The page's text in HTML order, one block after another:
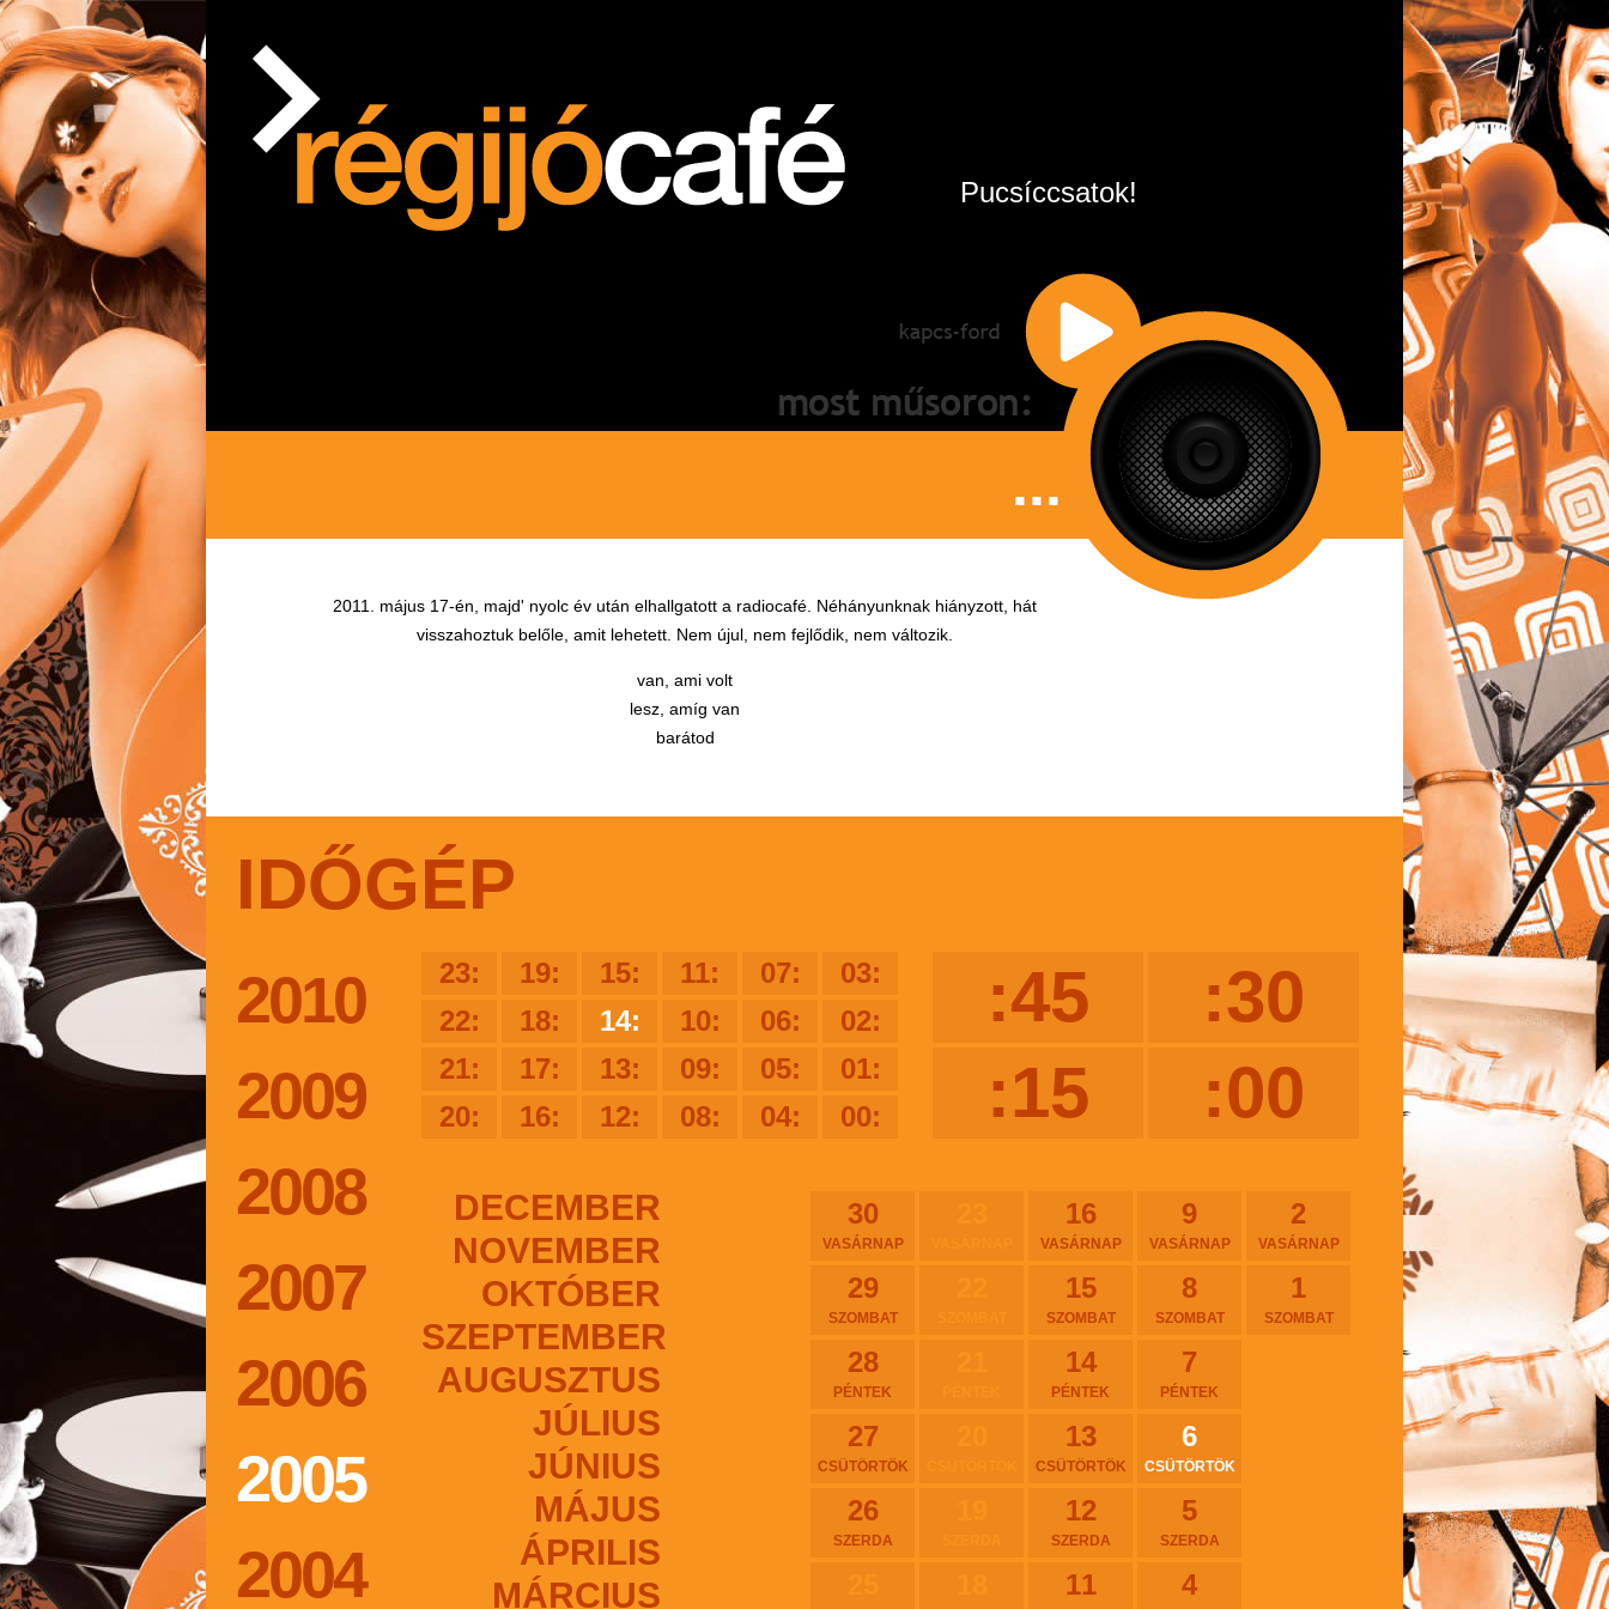
Pucsíccsatok!
...
2011. május 17-én, majd' nyolc év után elhallgatott a radiocafé. Néhányunknak hiányzott, hát
visszahoztuk belőle, amit lehetett. Nem újul, nem fejlődik, nem változik.
van, ami volt
lesz, amíg van
barátod
IDŐGÉP
2010
2009
2008
2007
2006
2005
2004
23: 19: 15: 11: 07:
03:
22:
18: 14: 10: 06:
02:
21:
17: 13: 09: 05:
01:
20:
16: 12: 08: 04: 00:
:45
:30
:15
:00
DECEMBER
NOVEMBER
OKTÓBER
SZEPTEMBER
AUGUSZTUS
JÚLIUS
JÚNIUS
MÁJUS
ÁPRILIS
MÁRCIUS
30
VASÁRNAP
16
VASÁRNAP
9
VASÁRNAP
2
VASÁRNAP
29
SZOMBAT
15
SZOMBAT
8
SZOMBAT
1
SZOMBAT
28
PÉNTEK
14
PÉNTEK
7
PÉNTEK
27
CSÜTÖRTÖK
13
CSÜTÖRTÖK
6
CSÜTÖRTÖK
26
SZERDA
12
SZERDA
5
SZERDA
11 4